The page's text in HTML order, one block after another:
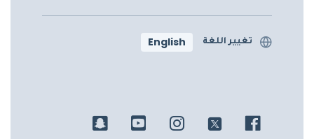
تغيير اللغة English